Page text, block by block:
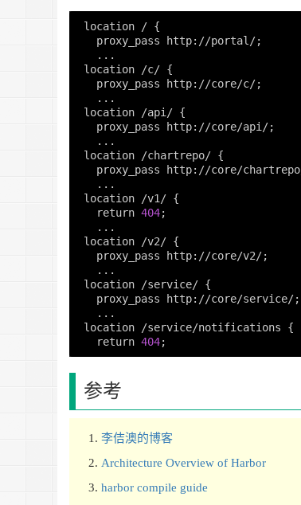
location / {
proxy_pass
http://portal /;
   ...
location /c/ {
proxy_pass
http://core/c/;
   ...
location /api / {
proxy_pass
http://core/api /;
   ...
location /chartrepo/ {
proxy_pass
http://core/chartrepo
   ...
location /v1 / {
return 404;
   ...
location /v2/ {
proxy_pass
http://core/v2/;
   ...
location /service/ {
proxy_pass
http://core/service/;
   ...
location /service/notifications {
return 404
参考
李佶澳的博客
Architecture Overview of Harbor
harbor compile guide